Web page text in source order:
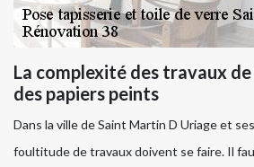
La complexité des travaux de
des papiers peints
Dans la ville de Saint Martin D Uriage et
foultitude de travaux doivent se faire. Il